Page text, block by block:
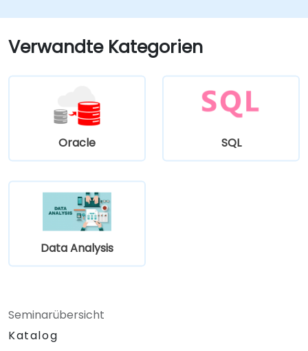
anwenden können.
Anforderungen so strukturieren, dass sie
durch einen iterativen Prozess effizient
Verwandte Kategorien
Oracle SQL
Data Analysis
Seminarübersicht
Katalog